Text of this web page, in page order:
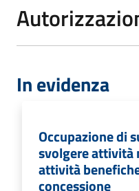
In evidenza
Occupazione di
svolgere attività
attività
concessione